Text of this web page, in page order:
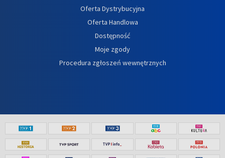
Oferta Dystrybucyjna
Oferta Handlowa
Dostępność
Moje zgody
Procedura zgłoszeń wewnętrznych